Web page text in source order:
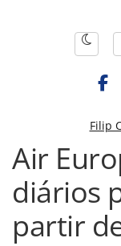
Filip
Air
diários
partir